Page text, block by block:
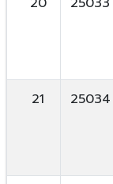
21 25034